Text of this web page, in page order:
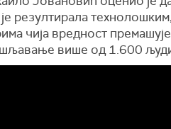
резултирала
чија вредност
више од 1.600